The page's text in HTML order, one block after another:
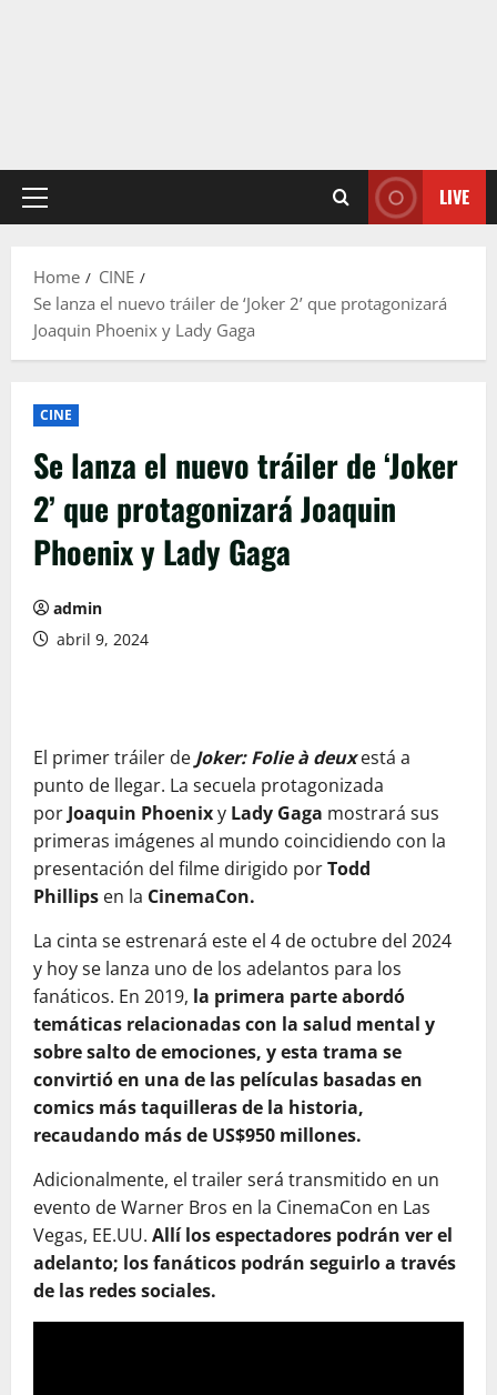
Primary
LIVE
Home
CINE
Se lanza el nuevo tráiler de ‘Joker 2’ que protagonizará
Joaquin Phoenix y Lady Gaga
CINE
Se lanza el nuevo tráiler de ‘Joker
2’ que protagonizará Joaquin
Phoenix y Lady Gaga
admin
abril 9, 2024
El primer tráiler de Joker: Folie à deux está a
punto de llegar. La secuela protagonizada
por Joaquin Phoenixy Lady Gaga mostrará sus
primeras imágenes al mundo coincidiendo con la
presentación del filme dirigido porTodd
Phillips en la CinemaCon.
La cinta se estrenará este el 4 de octubre del 2024
y hoy se lanza uno de los adelantos para los
fanáticos. En 2019, la primera parte abordó
temáticas relacionadas con la salud mental y
sobre salto de emociones, y esta trama se
convirtió en una de las películas basadas en
comics más taquilleras de la historia,
recaudando más de US$950 millones.
Adicionalmente, el trailer será transmitido en un
evento de Warner Bros en la CinemaCon en Las
Vegas, EE.UU. Allí los espectadores podrán ver el
adelanto; los fanáticos podrán seguirlo a través
de las redes sociales.